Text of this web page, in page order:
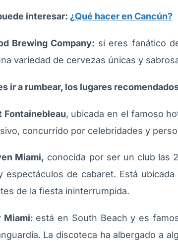
interesar: ¿Qué hacer en Cancún?
Brewing Company: si eres fanático
variedad de cervezas únicas y
ir a rumbear, los lugares
Fontainebleau, ubicada en el famoso
concurrido por celebridades y
Miami, conocida por ser un club las
espectáculos de cabaret. Está
de la fiesta ininterrumpida.
Miami: está en South Beach y es
La discoteca ha albergado a